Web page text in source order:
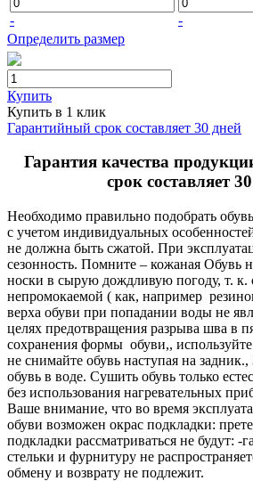
- -
Определить размер
Купить
Купить в 1 клик
Гарантийный срок составляет 30 дней
Гарантия качества
срок составляет
Необходимо правильно подобрать
с учетом индивидуальных
не должна быть сжатой. При
сезонность. Помните – кожаная Обувь
носки в сырую дождливую погоду, т. к.
непромокаемой ( как, например
верха обуви при попадании воды не
целях предотвращения разрыва шва в
сохранения формы обуви,,
не снимайте обувь наступая на
обувь в воде. Сушить обувь только
без использования нагревательных
Ваше внимание, что во время
обуви возможен окрас подкладки:
подкладки рассматриваться не будут: -
стельки и фурнитуру не
обмену и возврату не подлежит.